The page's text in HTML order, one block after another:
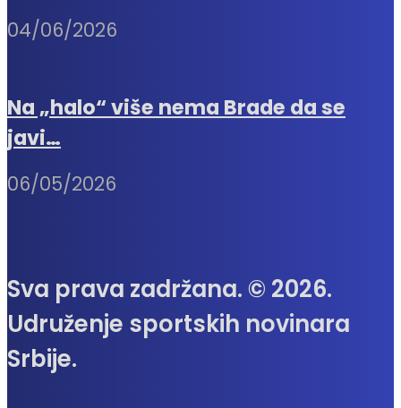
04/06/2026
Na „halo“ više nema Brade da se
javi…
06/05/2026
Sva prava zadržana. © 2026.
Udruženje sportskih novinara
Srbije.